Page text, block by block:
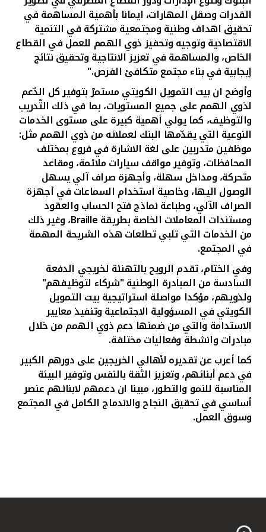
القدرات وصقل المهارات، ايمانا بأهمية المساهمة في
تحقيق اهداف وطنية ومجتمعية مشتركة في التنمية
الاقتصادية وتوجيه وتحفيز ذوي الهمم للعمل في القطاع
الخاص، والمساهمة في تعزيز الانتاجية وتحقيق نتائج
إيجابية في بناء مجتمع متكافئ الفرص."
وأوضح ان بيت التمويل الكويتي مستمرّ بتوفير كل الدّعم
لذوي الهمم على جميع المستويات، بما في ذلك التّدريب
والتوظيف، كما يولي أهمية كبيرة على مستوى الخدمات
النوعية التي يقدّمها البنك لعملائه من ذوي الهمم مثل:
موظفين متدربين على لغة الاشارة في فروع بمختلف
المحافظات، وتوفير مواقف سيارات ملائمة، ومقاعد
متحركة، ومداخل سهلة، وأجهزة صراف آلي يسهل
الوصول اليها، وخاصية استخدام السماعات في أجهزة
الصراف الآلي، وطباعة نماذج فتح الحساب والعقود
ومستندات المعاملات الخاصة بطريقةBraille،وغير ذلك
من الخدمات التي تلبي تطلعات هذه الشريحة المهمة
في المجتمع.
وفي الختام، تقدم الرويح بالتهنئة لخريجي الدفعة
السادسة من المبادرة الوطنية "شركاء لتوظيفهم"
ولذويهم، مؤكدا مواصلة استراتيجية بيت التمويل
الكويتي في المسؤولية الاجتماعية وتنفيذ معايير
الاستدامة والتي من ضمنها دعم ذوي الهمم من خلال
مبادرات وانشطة وفعاليات مختلفة.
كما أعرب عن تقديره لأهالي الخريجين على دورهم الكبير
في دعم أبنائهم، وتعزيز الثقة بالنفس وتوفير البيئة
المناسبة للنمو والتطور، مبينا ان دعمهم لابنائهم عنصر
أساسي في تحقيق النجاح والاندماج الكامل في المجتمع
وسوق العمل.